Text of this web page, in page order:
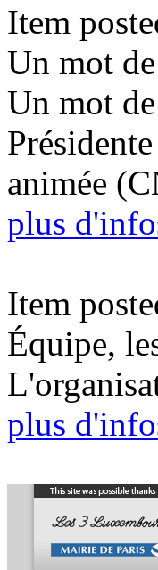
Item
Un mot
Un mot
animée
plus
Item
Équipe,
plus